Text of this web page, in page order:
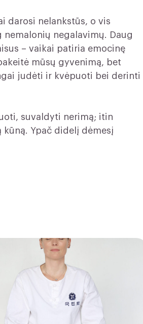
darosi nelankstūs, o vis
negalavimų. Daug
– vaikai patiria emocinę
mūsų gyvenimą, bet
judėti ir kvėpuoti bei derinti
suvaldyti nerimą; itin
Ypač didelį dėmesį